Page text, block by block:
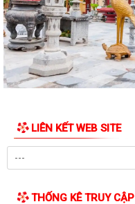
LIÊN KẾT WEB SITE
THỐNG KÊ TRUY CẬP